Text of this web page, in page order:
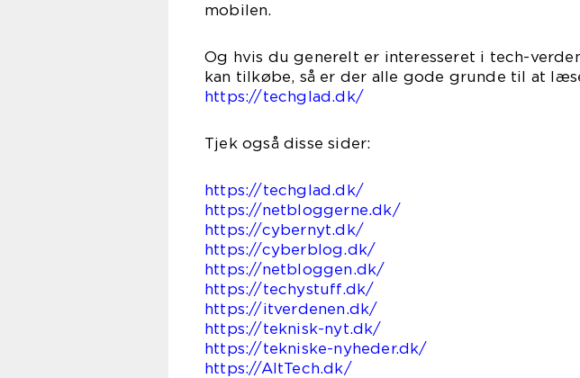
Og hvis du generelt er interesseret i tech-
kan tilkøbe, så er der alle gode grunde til at
https://techglad.dk/
Tjek også disse sider:
https://techglad.dk/
https://netbloggerne.dk/
https://cybernyt.dk/
https://cyberblog.dk/
https://netbloggen.dk/
https://techystuff.dk/
https://itverdenen.dk/
https://teknisk-nyt.dk/
https://tekniske-nyheder.dk/
https://AltTech.dk/